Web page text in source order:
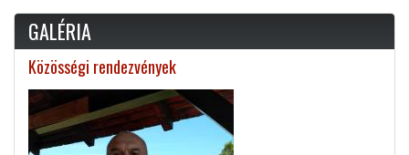
GALÉRIA
Közösségi rendezvények